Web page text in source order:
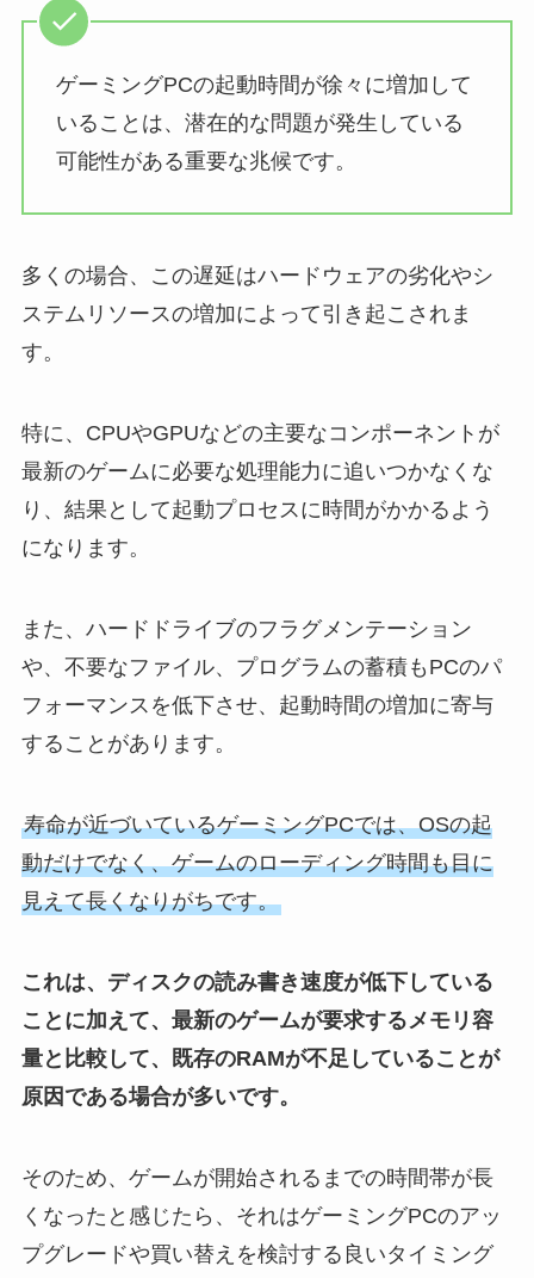
ゲーミングPCの起動時間が徐々に増加して
いることは、潜在的な問題が発生している
可能性がある重要な兆候です。
多くの場合、この遅延はハードウェアの劣化やシ
ステムリソースの増加によって引き起こされま
す。
特に、CPUやGPUなどの主要なコンポーネントが
最新のゲームに必要な処理能力に追いつかなくな
り、結果として起動プロセスに時間がかかるよう
になります。
また、ハードドライブのフラグメンテーション
や、不要なファイル、プログラムの蓄積もPCのパ
フォーマンスを低下させ、起動時間の増加に寄与
することがあります。
寿命が近づいているゲーミングPCでは、OSの起
動だけでなく、ゲームのローディング時間も目に
見えて長くなりがちです。
これは、ディスクの読み書き速度が低下している
ことに加えて、最新のゲームが要求するメモリ容
量と比較して、既存のRAMが不足していることが
原因である場合が多いです。
そのため、ゲームが開始されるまでの時間帯が長
くなったと感じたら、それはゲーミングPCのアッ
プグレードや買い替えを検討する良いタイミング